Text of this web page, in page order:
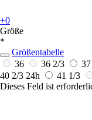
+0
Größe
*
Größentabelle
36
36 2/3
40 2/3 24h 41 1/3
Dieses Feld ist